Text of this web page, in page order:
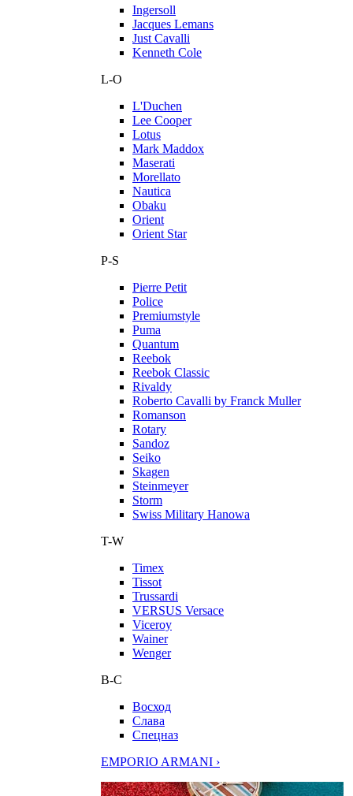
Ingersoll
Jacques Lemans
Just Cavalli
Kenneth Cole
L-O
L'Duchen
Lee Cooper
Lotus
Mark Maddox
Maserati
Morellato
Nautica
Obaku
Orient
Orient Star
P-S
Pierre Petit
Police
Premiumstyle
Puma
Quantum
Reebok
Reebok Classic
Rivaldy
Roberto Cavalli by Franck Muller
Romanson
Rotary
Sandoz
Seiko
Skagen
Steinmeyer
Storm
Swiss Military Hanowa
T-W
Timex
Tissot
Trussardi
VERSUS Versace
Viceroy
Wainer
Wenger
В-С
Восход
Слава
Спецназ
EMPORIO ARMANI ›